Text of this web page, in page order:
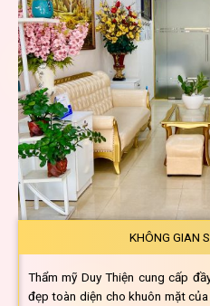
KHÔNG GIAN
Thẩm mỹ Duy Thiện cung cấp
đẹp toàn diện cho khuôn mặt